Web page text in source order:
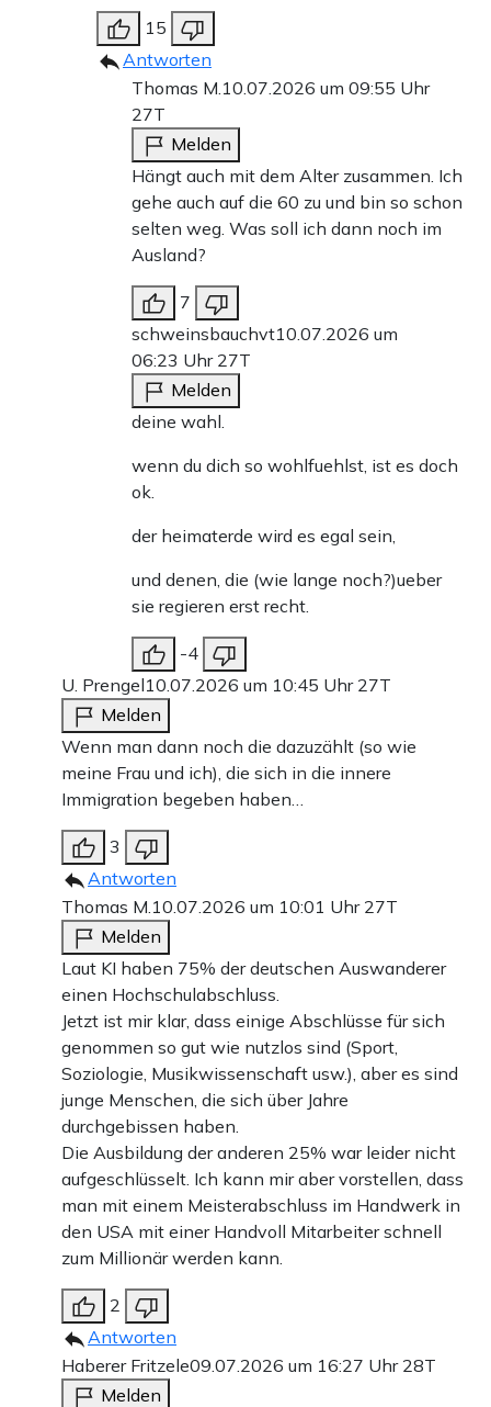
15
Antworten
Thomas M. 10.07.2026 um 09:55 Uhr
27T
Melden
Hängt auch mit dem Alter zusammen. Ich
gehe auch auf die 60 zu und bin so schon
selten weg. Was soll ich dann noch im
Ausland?
7
schweinsbauchvt10.07.2026 um
06:23 Uhr 27T
Melden
deine wahl.
wenn du dich so wohlfuehlst, ist es doch
ok.
der heimaterde wird es egal sein,
und denen, die (wie lange noch?)ueber
sie regieren erst recht.
-4
U. Prengel10.07.2026 um 10:45 Uhr 27T
Melden
Wenn man dann noch die dazuzählt (so wie
meine Frau und ich), die sich in die innere
Immigration begeben haben…
3
Antworten
Thomas M. 10.07.2026 um 10:01 Uhr 27T
Melden
Laut KI haben 75% der deutschen Auswanderer
einen Hochschulabschluss.
Jetzt ist mir klar, dass einige Abschlüsse für sich
genommen so gut wie nutzlos sind (Sport,
Soziologie, Musikwissenschaft usw.), aber es sind
junge Menschen, die sich über Jahre
durchgebissen haben.
Die Ausbildung der anderen 25% war leider nicht
aufgeschlüsselt. Ich kann mir aber vorstellen, dass
man mit einem Meisterabschluss im Handwerk in
den USA mit einer Handvoll Mitarbeiter schnell
zum Millionär werden kann.
2
Antworten
Haberer Fritzele09.07.2026 um 16:27 Uhr 28T
Melden